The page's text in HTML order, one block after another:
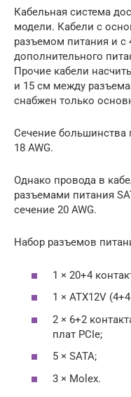
Кабельная система
модели. Кабели с
разъемом питания и
дополнительного
Прочие кабели
и 15 см между
снабжен только
Сечение большинства
18 AWG.
Однако провода в
разъемами питания
сечение 20 AWG.
Набор разъемов
1 × 20+4
1 × ATX12V
2 × 6+2
плат PCIe;
5 × SATA;
3 × Molex.